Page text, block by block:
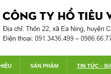
SẢN PHẨM TIN TỨC -